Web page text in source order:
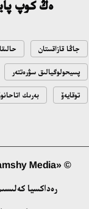
التىن وردا تاريحىن
قازاقستان ۇقك:
17:49، 13 شىلدە 2026
ناۋقاستاردىڭ
ەڭ كوپ
جاڭا قازاقستان
پسيحولوگيالىق سۋرەتتەر
توقايەۆ بەرىك
رەداكسيا